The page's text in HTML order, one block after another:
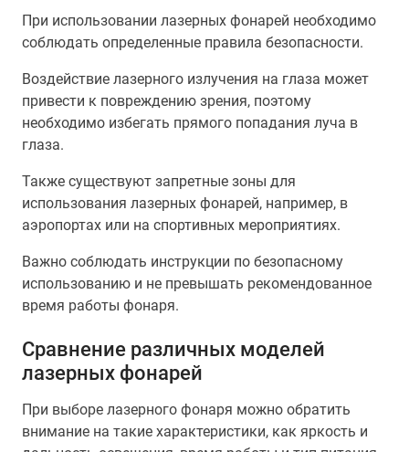
При использовании лазерных фонарей необходимо
соблюдать определенные правила безопасности.
Воздействие лазерного излучения на глаза может
привести к повреждению зрения, поэтому
необходимо избегать прямого попадания луча в
глаза.
Также существуют запретные зоны для
использования лазерных фонарей, например, в
аэропортах или на спортивных мероприятиях.
Важно соблюдать инструкции по безопасному
использованию и не превышать рекомендованное
время работы фонаря.
Сравнение различных моделей
лазерных фонарей
При выборе лазерного фонаря можно обратить
внимание на такие характеристики, как яркость и